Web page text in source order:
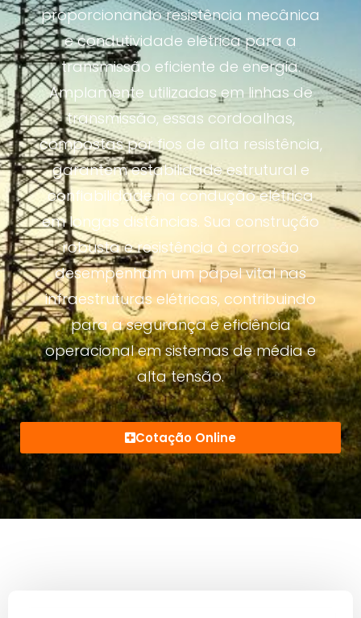
proporcionando resistência mecânica
e condutividade elétrica para a
transmissão eficiente de energia.
Amplamente utilizadas em linhas de
transmissão, essas cordoalhas,
compostas por fios de alta resistência,
garantem estabilidade estrutural e
confiabilidade na condução elétrica
em longas distâncias. Sua construção
robusta e resistência à corrosão
desempenham um papel vital nas
infraestruturas elétricas, contribuindo
para a segurança e eficiência
operacional em sistemas de média e
alta tensão.
Cotação Online